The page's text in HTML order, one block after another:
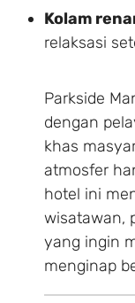
Kolam
relaksasi
Parkside
dengan
khas
atmosfer
hotel ini
wisatawan,
yang ingin
menginap